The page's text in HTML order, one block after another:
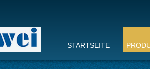
STARTSEITE